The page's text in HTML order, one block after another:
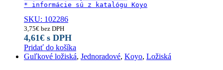
* informácie sú z katalógu Koyo
SKU: 102286
3,75€ bez DPH
4,61€ s DPH
Pridať do košíka
Guľkové ložiská, Jednoradové, Koyo, Ložiská